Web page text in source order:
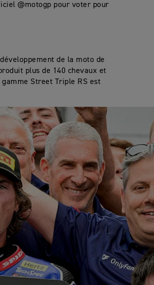
@motogp pour voter pour
de la moto de
plus de 140 chevaux et
Street Triple RS est